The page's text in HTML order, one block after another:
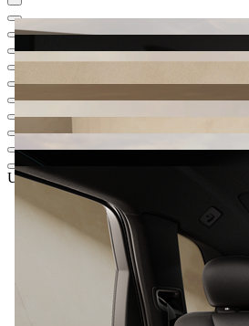
UAH 4 409 570,26